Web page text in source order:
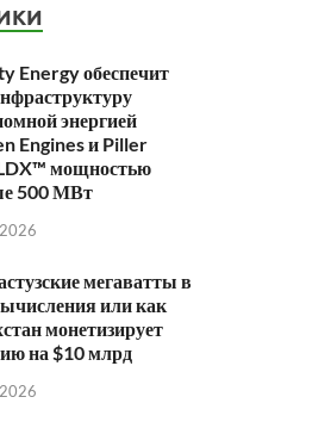
Energy обеспечит
энергией
Engines и Piller
мощностью
500 МВт
мегаватты в
или как
монетизирует
на $10 млрд